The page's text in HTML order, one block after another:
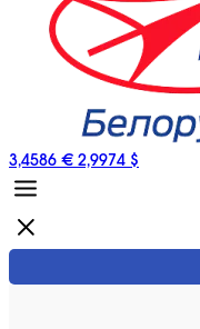
3,4586 € 2,9974 $